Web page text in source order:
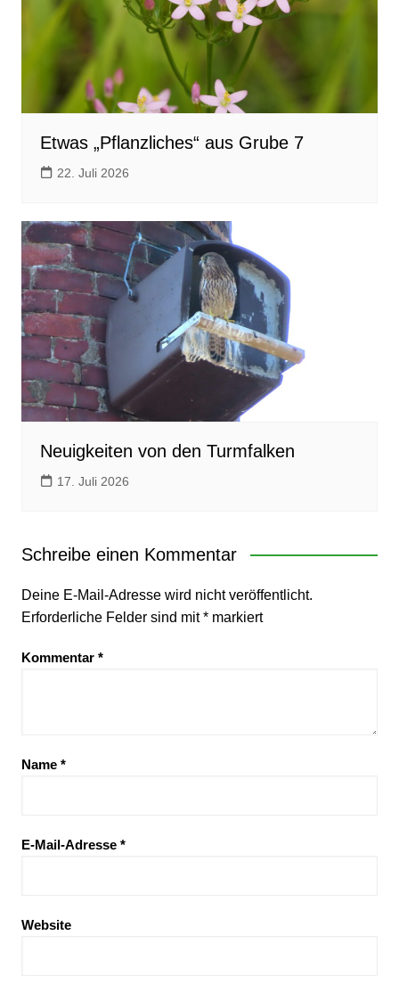
Etwas „Pflanzliches“ aus Grube 7
22. Juli 2026
Neuigkeiten von den Turmfalken
17. Juli 2026
Schreibe einen Kommentar
Deine E-Mail-Adresse wird nicht veröffentlicht.
Erforderliche Felder sind mit*markiert
Kommentar *
Name *
E-Mail-Adresse *
Website